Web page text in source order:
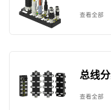
查看全部
总线
查看全部